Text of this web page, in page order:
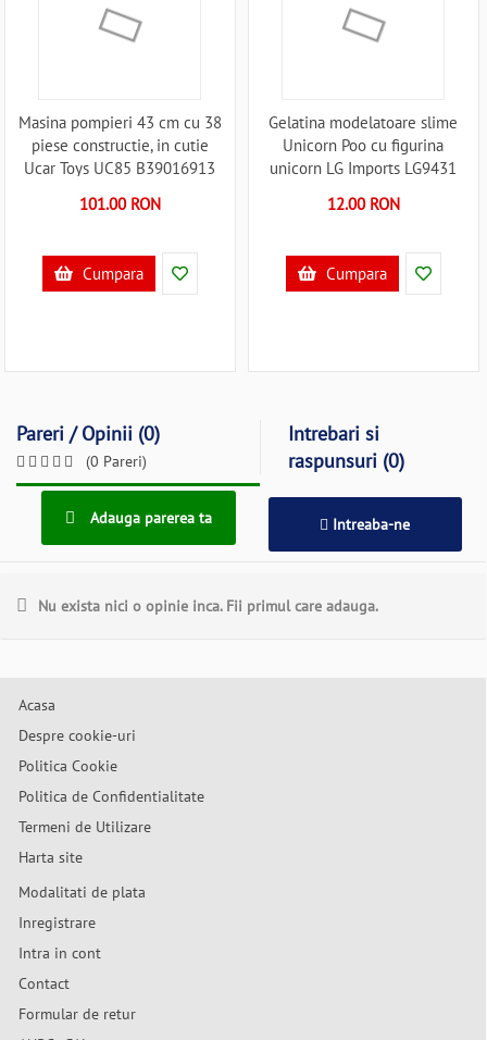
Masina pompieri 43 cm cu 38
piese constructie, in cutie
Ucar Toys UC85 B39016913
101.00 RON
Cumpara
Gelatina modelatoare slime
Unicorn Poo cu figurina
unicorn LG Imports LG9431
12.00 RON
Cumpara
Pareri / Opinii (0)
(0 Pareri)
Intrebari si
raspunsuri (0)
Adauga parerea ta Intreaba-ne
Nu exista nici o opinie inca. Fii primul care adauga.
Acasa
Despre cookie-uri
Politica Cookie
Politica de Confidentialitate
Termeni de Utilizare
Harta site
Modalitati de plata
Inregistrare
Intra in cont
Contact
Formular de retur